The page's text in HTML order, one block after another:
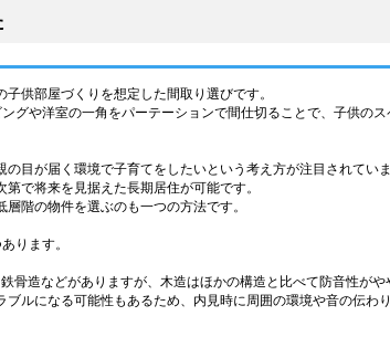
供部屋づくりを想定した間取り選びです。
グや洋室の一角をパーテーションで間仕切ることで、子供の
目が届く環境で子育てをしたいという考え方が注目されていま
で将来を見据えた長期居住が可能です。
階の物件を選ぶのも一つの方法です。
ります。
骨造などがありますが、木造はほかの構造と比べて防音性がや
ルになる可能性もあるため、内見時に周囲の環境や音の伝わ